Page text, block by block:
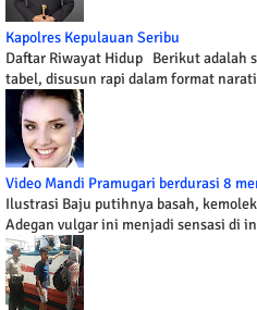
Kapolres Kepulauan Seribu
Daftar Riwayat Hidup Berikut adalah
tabel, disusun rapi dalam format
Video Mandi Pramugari berdurasi 8
Ilustrasi Baju putihnya basah,
Adegan vulgar ini menjadi sensasi di